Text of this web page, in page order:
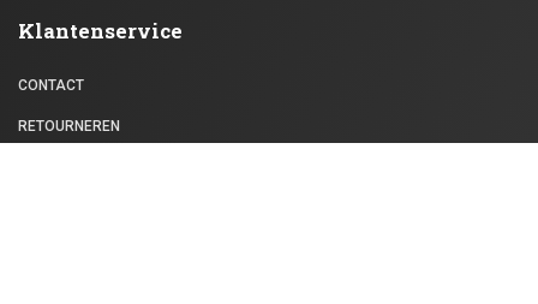
Klantenservice
CONTACT
RETOURNEREN